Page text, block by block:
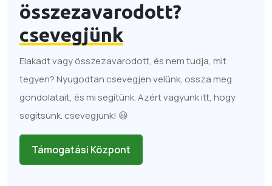
összezavarodott?
csevegjünk
Elakadt vagy összezavarodott, és nem tudja, mit
tegyen? Nyugodtan csevegjen velünk, ossza meg
gondolatait, és mi segítünk. Azért vagyunk itt, hogy
segítsünk. csevegjünk! 😃
Támogatási Központ